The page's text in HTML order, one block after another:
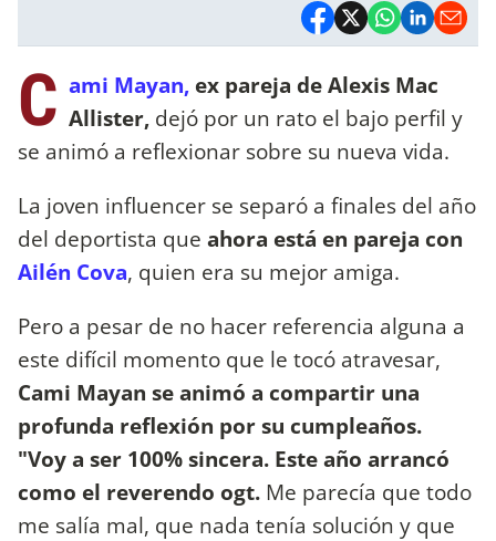
C ami Mayan, ex pareja de Alexis Mac
Allister, dejó por un rato el bajo perfil y
se animó a reflexionar sobre su nueva vida.
La joven influencer se separó a finales del año
del deportista que ahora está en pareja con
Ailén Cova, quien era su mejor amiga.
Pero a pesar de no hacer referencia alguna a
este difícil momento que le tocó atravesar,
Cami Mayan se animó a compartir una
profunda reflexión por su cumpleaños.
"Voy a ser 100% sincera. Este año arrancó
como el reverendo ogt. Me parecía que todo
me salía mal, que nada tenía solución y que